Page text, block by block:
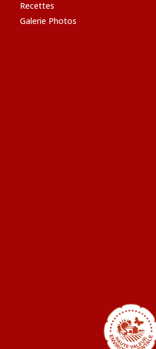
Recettes
Galerie Photos